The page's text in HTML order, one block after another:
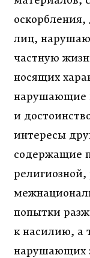
лиц,
частную
носящих
нарушающие
и
интересы
содержащие
попытки
к насилию, а
нарушающих